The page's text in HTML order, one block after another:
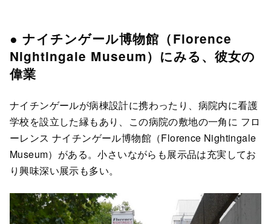
● ナイチンゲール博物館（Florence
Nightingale Museum）にみる、彼女の
偉業
ナイチンゲールが病棟設計に携わったり、病院内に看護
学校を設立した縁もあり、この病院の敷地の一角に フロ
ーレンス ナイチンゲール博物館（Florence Nightingale
Museum）がある。小さいながらも展示品は充実してお
り興味深い展示も多い。